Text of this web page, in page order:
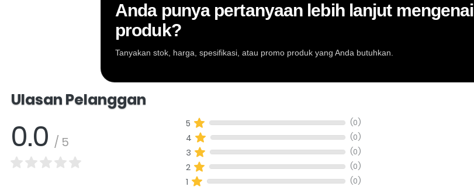
Anda punya pertanyaan lebih lanjut mengenai
produk?
Tanyakan stok, harga, spesifikasi, atau promo produk yang Anda butuhkan.
Ulasan Pelanggan
0.0 / 5
5 (0)
4 (0)
3 (0)
2 (0)
1 (0)